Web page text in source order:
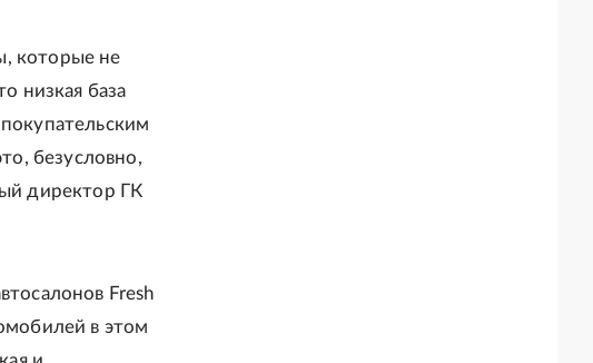
которые не
низкая база
безусловно,
директор ГК
Fresh
в этом